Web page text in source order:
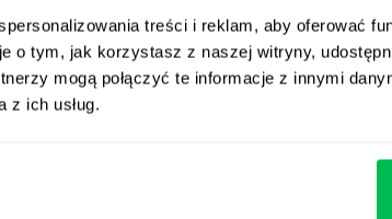
treści i reklam, aby oferować
o tym, jak korzystasz z naszej witryny,
mogą połączyć te informacje z innymi
z ich usług.
których używasz
próbny z pełnym dostępem do funkcji